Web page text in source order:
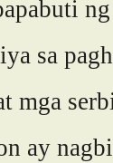
sa
mga
ay